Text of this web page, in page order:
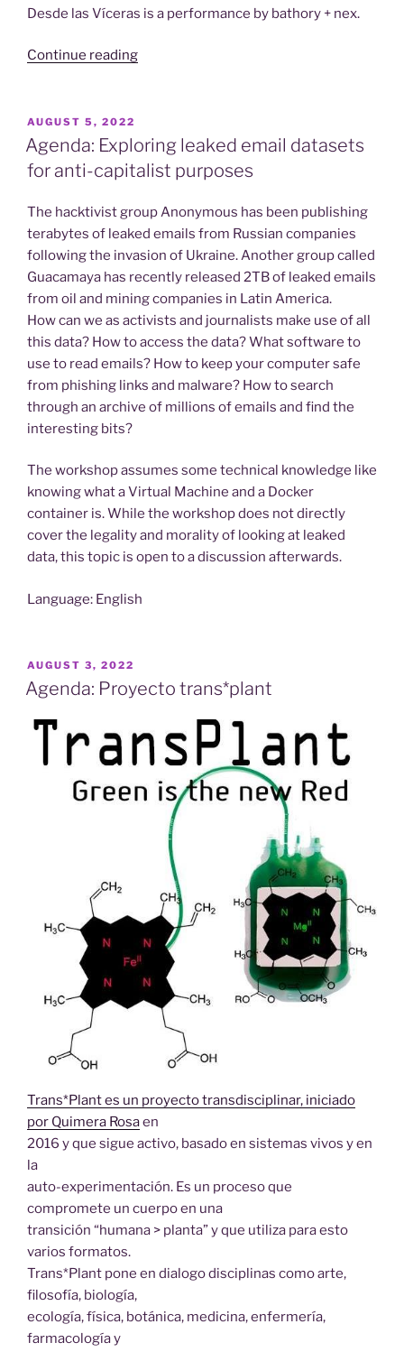
Desde las Víceras is a performance by bathory + nex.
Continue reading“Performance:
POSTED
ON
AUGUST 5, 2022
Agenda: Exploring leaked email datasets
for anti-capitalist purposes
The hacktivist group Anonymous has been publishing
terabytes of leaked emails from Russian companies
following the invasion of Ukraine. Another group called
Guacamaya has recently released 2TB of leaked emails
from oil and mining companies in Latin America.
How can we as activists and journalists make use of all
this data? How to access the data? What software to
use to read emails? How to keep your computer safe
from phishing links and malware? How to search
through an archive of millions of emails and find the
interesting bits?
The workshop assumes some technical knowledge like
knowing what a Virtual Machine and a Docker
container is. While the workshop does not directly
cover the legality and morality of looking at leaked
data, this topic is open to a discussion afterwards.
Language: English
POSTED
ON
AUGUST 3, 2022
Agenda: Proyecto trans*plant
Trans*Plant es un proyecto transdisciplinar, iniciado
por Quimera Rosaen
2016 y que sigue activo, basado en sistemas vivos y en
la
auto-experimentación. Es un proceso que
compromete un cuerpo en una
transición “humana > planta” y que utiliza para esto
varios formatos.
Trans*Plant pone en dialogo disciplinas como arte,
filosofía, biología,
ecología, física, botánica, medicina, enfermería,
farmacología y